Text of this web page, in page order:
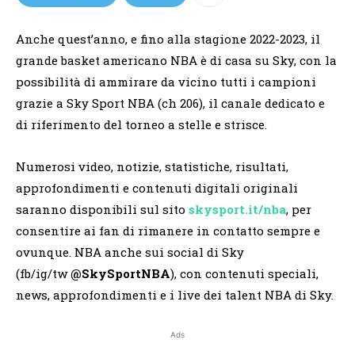
Anche quest’anno, e fino alla stagione 2022-2023, il
grande basket americano NBA è di casa su Sky, con la
possibilità di ammirare da vicino tutti i campioni
grazie a Sky Sport NBA (ch 206), il canale dedicato e
di riferimento del torneo a stelle e strisce.
Numerosi video, notizie, statistiche, risultati,
approfondimenti e contenuti digitali originali
saranno disponibili sul sito skysport.it/nba, per
consentire ai fan di rimanere in contatto sempre e
ovunque. NBA anche sui social di Sky
(fb/ig/tw@SkySportNBA), con contenuti speciali,
news, approfondimenti e i live dei talent NBA di Sky.
Ads